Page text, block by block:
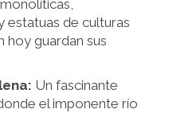
estatuas de culturas
hoy guardan sus
Un fascinante
el imponente río